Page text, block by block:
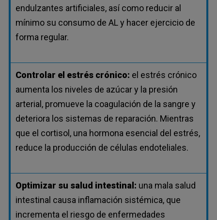
endulzantes artificiales, así como reducir al
mínimo su consumo de AL y hacer ejercicio de
forma regular.
Controlar el estrés crónico: el estrés crónico
aumenta los niveles de azúcar y la presión
arterial, promueve la coagulación de la sangre y
deteriora los sistemas de reparación. Mientras
que el cortisol, una hormona esencial del estrés,
reduce la producción de células endoteliales.
Optimizar su salud intestinal: una mala salud
intestinal causa inflamación sistémica, que
incrementa el riesgo de enfermedades